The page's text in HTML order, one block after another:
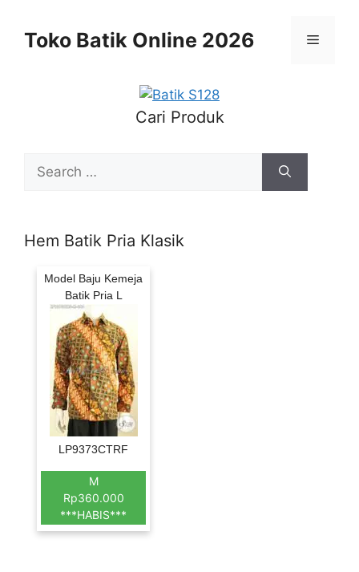
contentToko Batik Online 2026 Menu
Cari Produk
for:
Hem Batik Pria Klasik
Model Baju Kemeja
Batik Pria L
LP9373CTRF
M
Rp360.000
***HABIS***